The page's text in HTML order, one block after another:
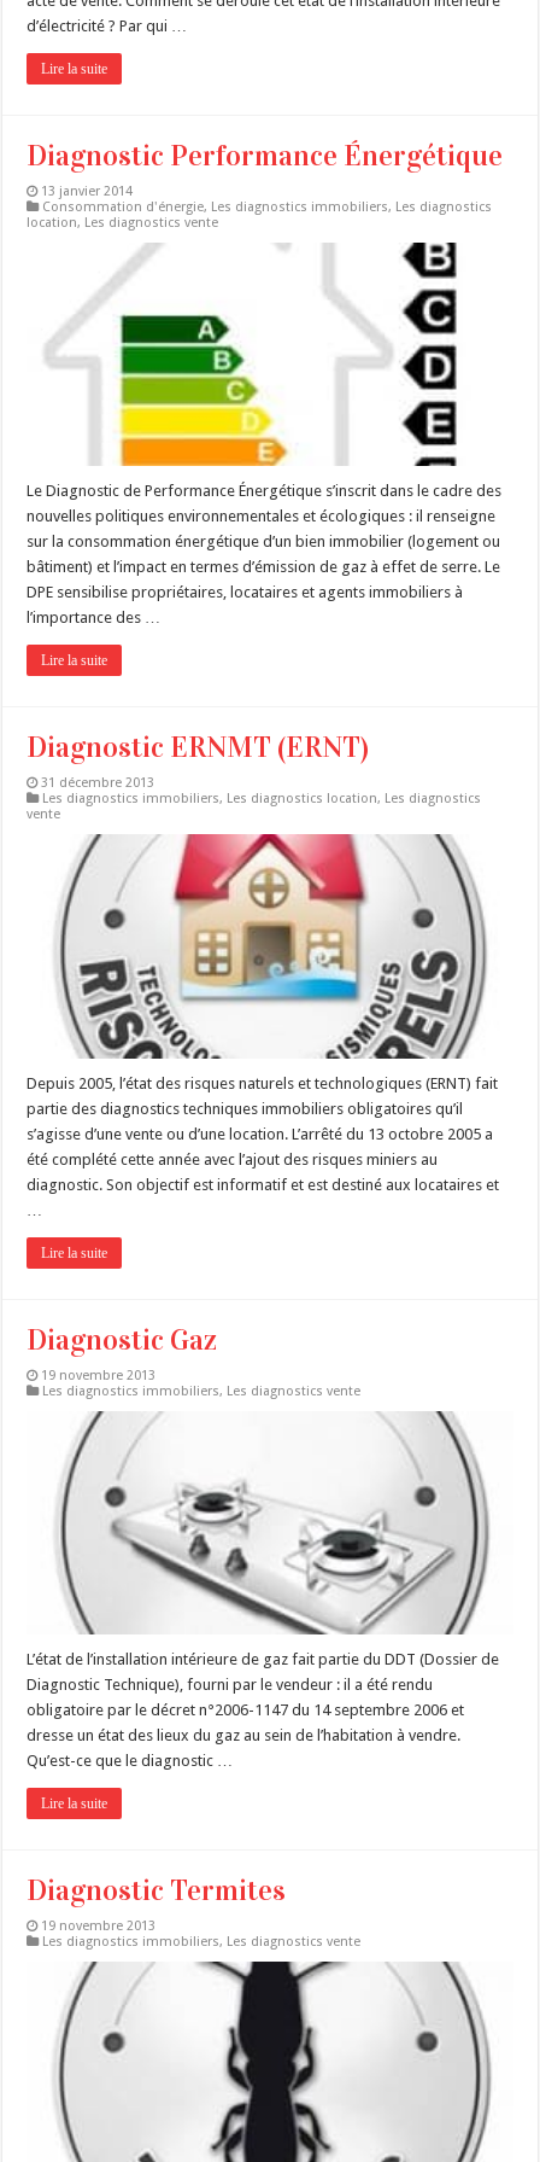
d’électricité ? Par qui …
Lire la suite
Diagnostic Performance Énergétique
13 janvier 2014
Consommation d'énergie, Les diagnostics immobiliers, Les diagnostics
location, Les diagnostics vente
Le Diagnostic de Performance Énergétique s’inscrit dans le cadre des
nouvelles politiques environnementales et écologiques : il renseigne
sur la consommation énergétique d’un bien immobilier (logement ou
bâtiment) et l’impact en termes d’émission de gaz à effet de serre. Le
DPE sensibilise propriétaires, locataires et agents immobiliers à
l’importance des …
Lire la suite
Diagnostic ERNMT (ERNT)
31 décembre 2013
Les diagnostics immobiliers, Les diagnostics location, Les diagnostics
vente
Depuis 2005, l’état des risques naturels et technologiques (ERNT) fait
partie des diagnostics techniques immobiliers obligatoires qu’il
s’agisse d’une vente ou d’une location. L’arrêté du 13 octobre 2005 a
été complété cette année avec l’ajout des risques miniers au
diagnostic. Son objectif est informatif et est destiné aux locataires et
Lire la suite
Diagnostic Gaz
19 novembre 2013
Les diagnostics immobiliers, Les diagnostics vente
L’état de l’installation intérieure de gaz fait partie du DDT (Dossier de
Diagnostic Technique), fourni par le vendeur : il a été rendu
obligatoire par le décret n°2006-1147 du 14 septembre 2006 et
dresse un état des lieux du gaz au sein de l’habitation à vendre.
Qu’est-ce que le diagnostic …
Lire la suite
Diagnostic Termites
19 novembre 2013
Les diagnostics immobiliers, Les diagnostics vente